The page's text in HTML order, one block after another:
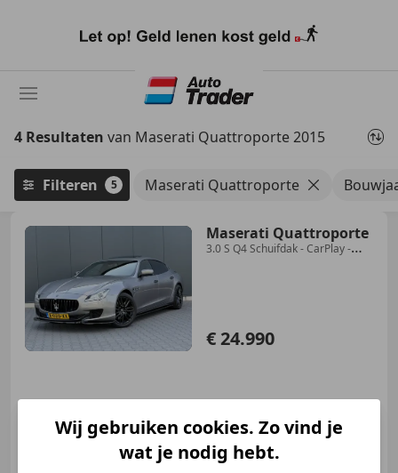
naar
4 Resultaten van Maserati Quattroporte 2015
Filteren 5 Maserati Quattroporte
Maserati Quattroporte
3.0 S Q4 Schuifdak - CarPlay -
€ 24.990
Wij gebruiken cookies. Zo vind je
wat je nodig hebt.